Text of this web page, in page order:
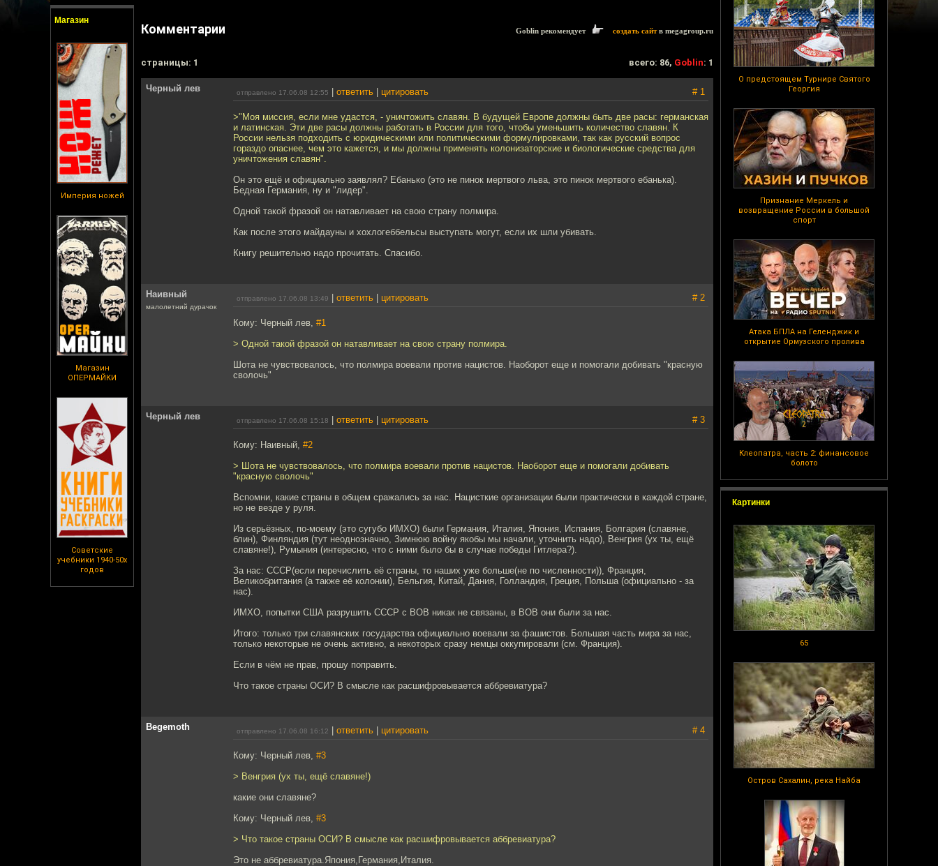
Магазин
Империя ножей
Магазин
ОПЕРМАЙКИ
Советские
учебники 1940-50х
годов
О предстоящем Турнире Святого
Георгия
Признание Меркель и
возвращение России в большой
спорт
Атака БПЛА на Геленджик и
открытие Ормузского пролива
Клеопатра, часть 2: финансовое
болото
Картинки
65
Остров Сахалин, река Найба
Комментарии Goblin рекомендует создать сайтв megagroup.ru
cтраницы: 1 всего: 86, Goblin: 1
Черный лев отправлено 17.06.08 12:55 ответить цитировать # 1
>"Моя миссия, если мне удастся, - уничтожить славян. В будущей Европе должны быть две расы: германская
и латинская. Эти две расы должны работать в России для того, чтобы уменьшить количество славян. К
России нельзя подходить с юридическими или политическими формулировками, так как русский вопрос
гораздо опаснее, чем это кажется, и мы должны применять колонизаторские и биологические средства для
уничтожения славян".
Он это ещё и официально заявлял? Ебанько (это не пинок мертвого льва, это пинок мертвого ебанька).
Бедная Германия, ну и "лидер".
Одной такой фразой он натавливает на свою страну полмира.
Как после этого майдауны и хохлогеббельсы выступать могут, если их шли убивать.
Книгу решительно надо прочитать. Спасибо.
Наивный
малолетний дурачок
отправлено 17.06.08 13:49 ответить цитировать # 2
Кому: Черный лев, #1
> Одной такой фразой он натавливает на свою страну полмира.
Шота не чувствовалось, что полмира воевали против нацистов. Наоборот еще и помогали добивать "красную
сволочь"
Черный лев отправлено 17.06.08 15:18 ответить цитировать # 3
Кому: Наивный, #2
> Шота не чувствовалось, что полмира воевали против нацистов. Наоборот еще и помогали добивать
"красную сволочь"
Вспомни, какие страны в общем сражались за нас. Нацисткие организации были практически в каждой стране,
но не везде у руля.
Из серьёзных, по-моему (это сугубо ИМХО) были Германия, Италия, Япония, Испания, Болгария (славяне,
блин), Финляндия (тут неоднозначно, Зимнюю войну якобы мы начали, уточнить надо), Венгрия (ух ты, ещё
славяне!), Румыния (интересно, что с ними было бы в случае победы Гитлера?).
За нас: СССР(если перечислить её страны, то наших уже больше(не по численности)), Франция,
Великобритания (а также её колонии), Бельгия, Китай, Дания, Голландия, Греция, Польша (официально - за
нас).
ИМХО, попытки США разрушить СССР с ВОВ никак не связаны, в ВОВ они были за нас.
Итого: только три славянских государства официально воевали за фашистов. Большая часть мира за нас,
только некоторые не очень активно, а некоторых сразу немцы оккупировали (см. Франция).
Если в чём не прав, прошу поправить.
Что такое страны ОСИ? В смысле как расшифровывается аббревиатура?
Begemoth отправлено 17.06.08 16:12 ответить цитировать # 4
Кому: Черный лев, #3
> Венгрия (ух ты, ещё славяне!)
какие они славяне?
Кому: Черный лев, #3
> Что такое страны ОСИ? В смысле как расшифровывается аббревиатура?
Это не аббревиатура.Япония,Германия,Италия.